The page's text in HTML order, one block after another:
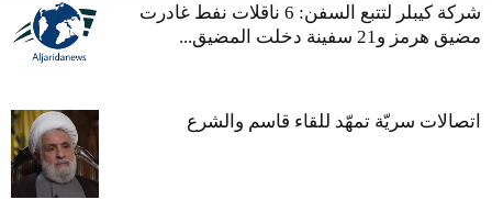
شركة كيبلر لتتبع السفن: 6 ناقلات نفط غادرت
مضيق هرمز و21 سفينة دخلت المضيق...
اتصالات سريّة تمهّد للقاء قاسم والشرع